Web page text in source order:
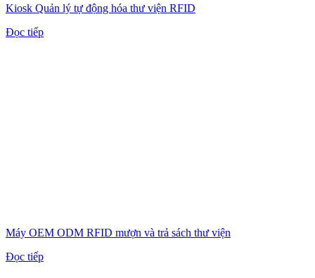
Kiosk Quản lý tự động hóa thư viện RFID
Đọc tiếp
Máy OEM ODM RFID mượn và trả sách thư viện
Đọc tiếp